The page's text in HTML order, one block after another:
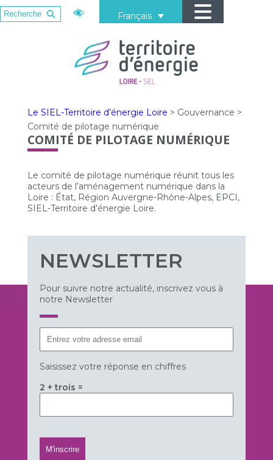
Français
Le SIEL-Territoire d’énergie Loire > Gouvernance >
Comité de pilotage numérique
COMITÉ DE PILOTAGE NUMÉRIQUE
Le comité de pilotage numérique réunit tous les
acteurs de l’aménagement numérique dans la
Loire : État, Région Auvergne-Rhône-Alpes, EPCI,
SIEL-Territoire d’énergie Loire.
NEWSLETTER
Pour suivre notre actualité, inscrivez vous à
notre Newsletter
Saisissez votre réponse en chiffres
2 + trois =